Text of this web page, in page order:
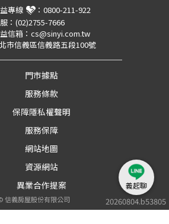
20260804.b53805
專線 ： 0800-211-922
： (02)2755-7666
信箱： cs@sinyi.com.tw
市信義區信義路五段100號
門市據點
服務條款
保障隱私權聲明
服務保障
網站地圖
資源網站
異業合作提案
信義房屋股份有限公司
義起聊